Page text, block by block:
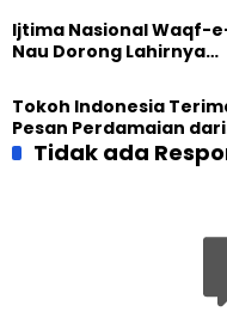
Pengabdian
Ijtima Nasional Waqf-
Nau Dorong Lahirnya
yang Militan
Tokoh Indonesia
Pesan Perdamaian dari
Khalifah Muslim
Tidak ada